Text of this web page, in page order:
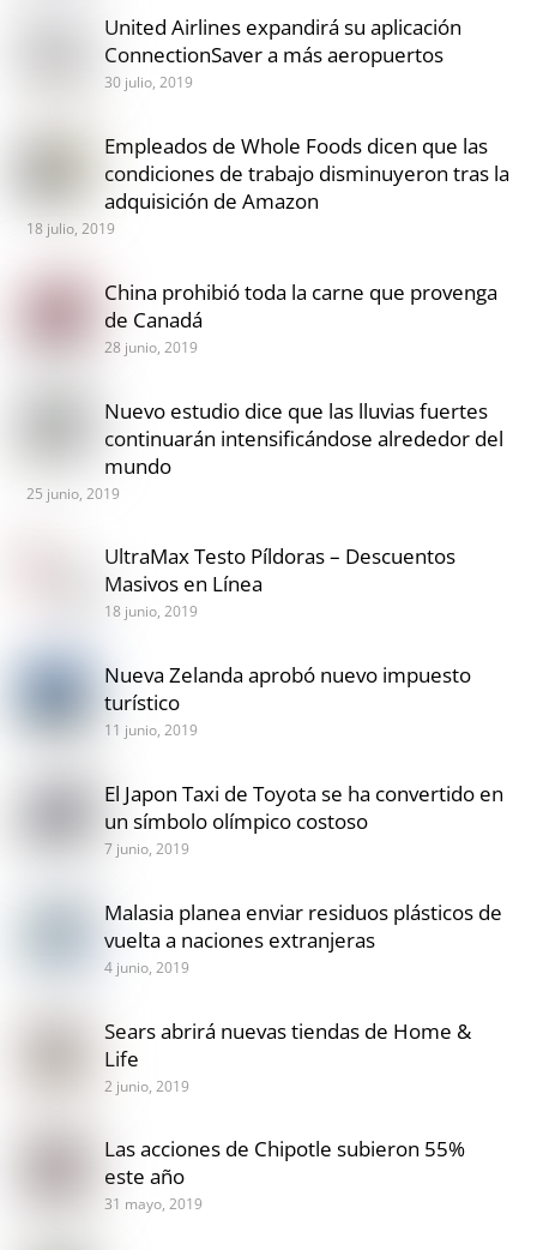
United Airlines expandirá su aplicación
ConnectionSaver a más aeropuertos
30 julio, 2019
Empleados de Whole Foods dicen que las
condiciones de trabajo disminuyeron tras la
adquisición de Amazon
18 julio, 2019
China prohibió toda la carne que provenga
de Canadá
28 junio, 2019
Nuevo estudio dice que las lluvias fuertes
continuarán intensificándose alrededor del
mundo
25 junio, 2019
UltraMax Testo Píldoras – Descuentos
Masivos en Línea
18 junio, 2019
Nueva Zelanda aprobó nuevo impuesto
turístico
11 junio, 2019
El Japon Taxi de Toyota se ha convertido en
un símbolo olímpico costoso
7 junio, 2019
Malasia planea enviar residuos plásticos de
vuelta a naciones extranjeras
4 junio, 2019
Sears abrirá nuevas tiendas de Home &
Life
2 junio, 2019
Las acciones de Chipotle subieron 55%
este año
31 mayo, 2019